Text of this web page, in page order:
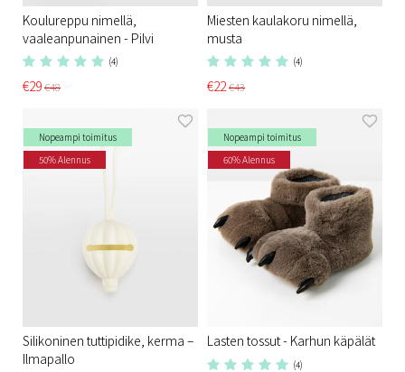
Koulureppu nimellä,
vaaleanpunainen - Pilvi
(4)
€29€48
Miesten kaulakoru nimellä,
musta
(4)
€22€43
Nopeampi toimitus
50% Alennus
Silikoninen tuttipidike, kerma –
Ilmapallo
Nopeampi toimitus
60% Alennus
Lasten tossut - Karhun käpälät
(4)